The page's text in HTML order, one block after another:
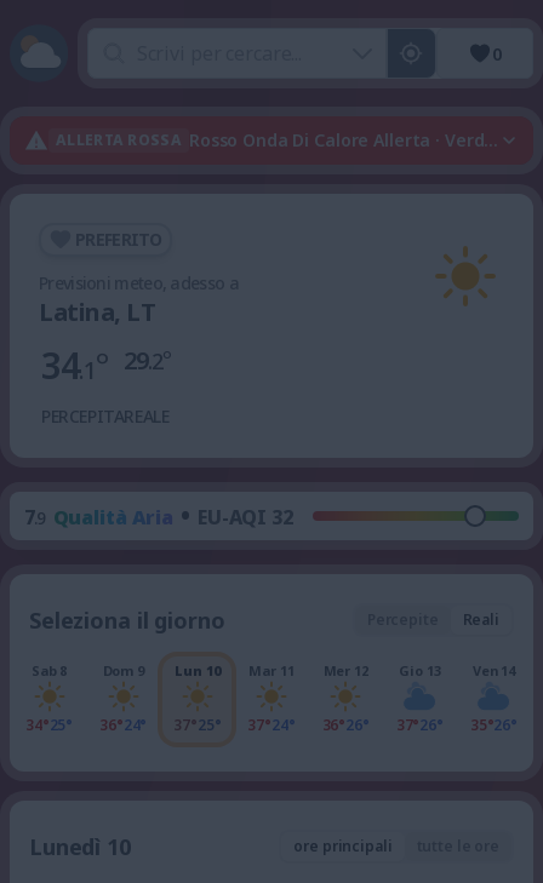
0
ALLERTA ROSSA Rosso Onda Di Calore Allerta · Verde
Latina, LT
34.1°
PERCEPITA
29.2°
REALE
7.9 Qualità Aria • EU-AQI 32
Seleziona il giorno Reali
Sab 8
34°25°
Dom 9
36°24°
Lun 10
37°25°
Mar 11
37°24°
Mer 12
36°26°
Gio 13
37°26°
Ven 14
35°26°
Lunedì 10 ore principali